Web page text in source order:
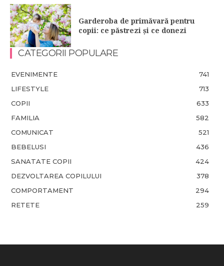
Garderoba de primăvară pentru
copii: ce păstrezi și ce donezi
CATEGORII POPULARE
EVENIMENTE
741
LIFESTYLE
713
COPII
633
FAMILIA
582
COMUNICAT
521
BEBELUSI
436
SANATATE COPII
424
DEZVOLTAREA COPILULUI
378
COMPORTAMENT
294
RETETE
259